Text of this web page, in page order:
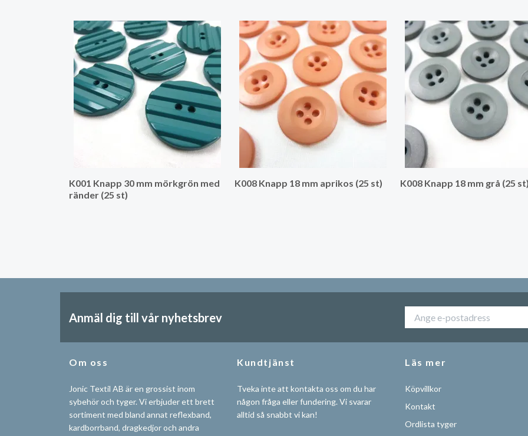
K001 Knapp 30 mm mörkgrön med
ränder (25 st)
K008 Knapp 18 mm aprikos (25 st) K008 Knapp 18 mm grå (25
Anmäl dig till vår nyhetsbrev
Om oss
Jonic Textil AB är en grossist inom
sybehör och tyger. Vi erbjuder ett brett
sortiment med bland annat reflexband,
kardborrband, dragkedjor och andra
Kundtjänst
Tveka inte att kontakta oss om du har
någon fråga eller fundering. Vi svarar
alltid så snabbt vi kan!
Läs mer
Köpvillkor
Kontakt
Ordlista tyger